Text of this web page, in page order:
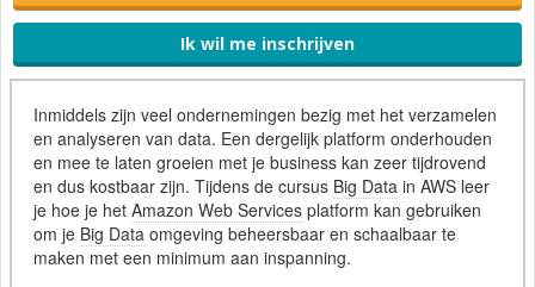
Ik wil me inschrijven
Inmiddels zijn veel ondernemingen bezig met het verzamelen
en analyseren van data. Een dergelijk platform onderhouden
en mee te laten groeien met je business kan zeer tijdrovend
en dus kostbaar zijn. Tijdens de cursus Big Data in AWS leer
je hoe je het Amazon Web Servicesplatform kan gebruiken
om je Big Data omgeving beheersbaar en schaalbaar te
maken met een minimum aan inspanning.